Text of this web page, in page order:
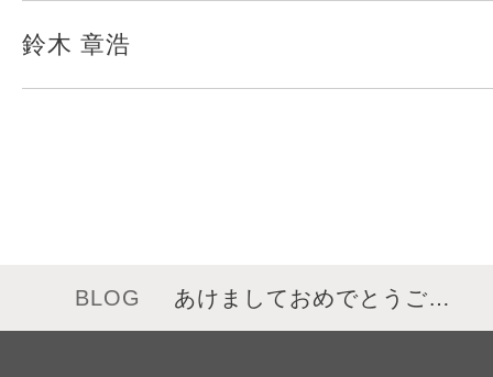
鈴木 章浩
BLOG あけましておめでとうご…